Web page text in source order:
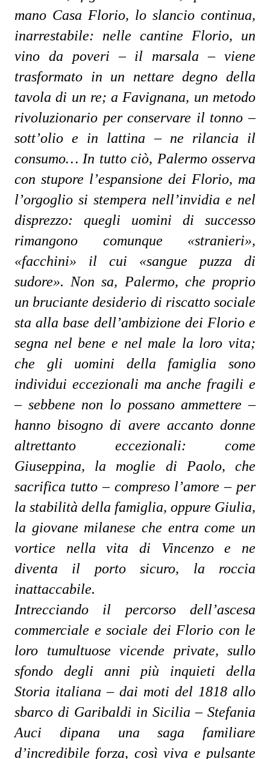
mano Casa Florio, lo slancio continua,
inarrestabile: nelle cantine Florio, un
vino da poveri – il marsala – viene
trasformato in un nettare degno della
tavola di un re; a Favignana, un metodo
rivoluzionario per conservare il tonno –
sott’olio e in lattina – ne rilancia il
consumo… In tutto ciò, Palermo osserva
con stupore l’espansione dei Florio, ma
l’orgoglio si stempera nell’invidia e nel
disprezzo: quegli uomini di successo
rimangono comunque «stranieri»,
«facchini» il cui «sangue puzza di
sudore». Non sa, Palermo, che proprio
un bruciante desiderio di riscatto sociale
sta alla base dell’ambizione dei Florio e
segna nel bene e nel male la loro vita;
che gli uomini della famiglia sono
individui eccezionali ma anche fragili e
– sebbene non lo possano ammettere –
hanno bisogno di avere accanto donne
altrettanto eccezionali: come
Giuseppina, la moglie di Paolo, che
sacrifica tutto – compreso l’amore – per
la stabilità della famiglia, oppure Giulia,
la giovane milanese che entra come un
vortice nella vita di Vincenzo e ne
diventa il porto sicuro, la roccia
inattaccabile.
Intrecciando il percorso dell’ascesa
commerciale e sociale dei Florio con le
loro tumultuose vicende private, sullo
sfondo degli anni più inquieti della
Storia italiana – dai moti del 1818 allo
sbarco di Garibaldi in Sicilia – Stefania
Auci dipana una saga familiare
d’incredibile forza, così viva e pulsante